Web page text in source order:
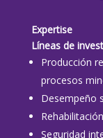
Expertise
Líneas de
Producción
procesos
Desempeño
Seguridad